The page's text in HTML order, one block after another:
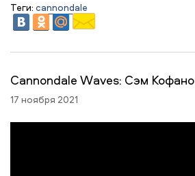
Теги: cannondale
Cannondale Waves: Сэм Кофано
17 ноября 2021